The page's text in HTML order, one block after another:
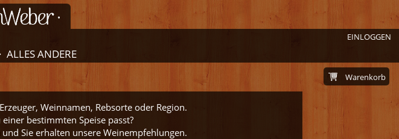
EINLOGGEN
ALLES ANDERE
Weinnamen, Rebsorte oder Region.
bestimmten Speise passt?
Sie erhalten unsere Weinempfehlungen.
Warenkorb